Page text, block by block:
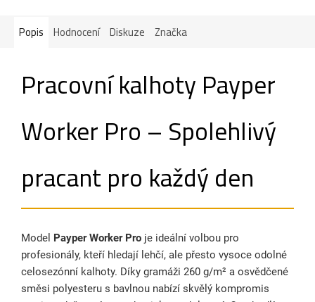
Popis Hodnocení Diskuze Značka
Pracovní kalhoty Payper
Worker Pro – Spolehlivý
pracant pro každý den
Model Payper Worker Pro je ideální volbou pro
profesionály, kteří hledají lehčí, ale přesto vysoce odolné
celosezónní kalhoty. Díky gramáži 260 g/m² a osvědčené
směsi polyesteru s bavlnou nabízí skvělý kompromis